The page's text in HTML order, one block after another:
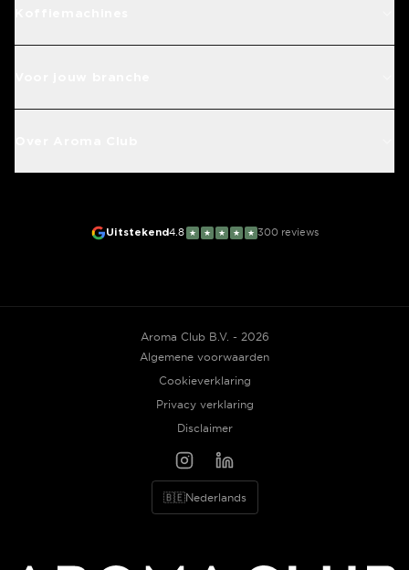
Uitstekend4.8 ★ ★ ★ ★ ★ 300 reviews
Aroma Club B.V. - 2026
Algemene voorwaarden
Cookieverklaring
Privacy verklaring
Disclaimer
🇧🇪Nederlands